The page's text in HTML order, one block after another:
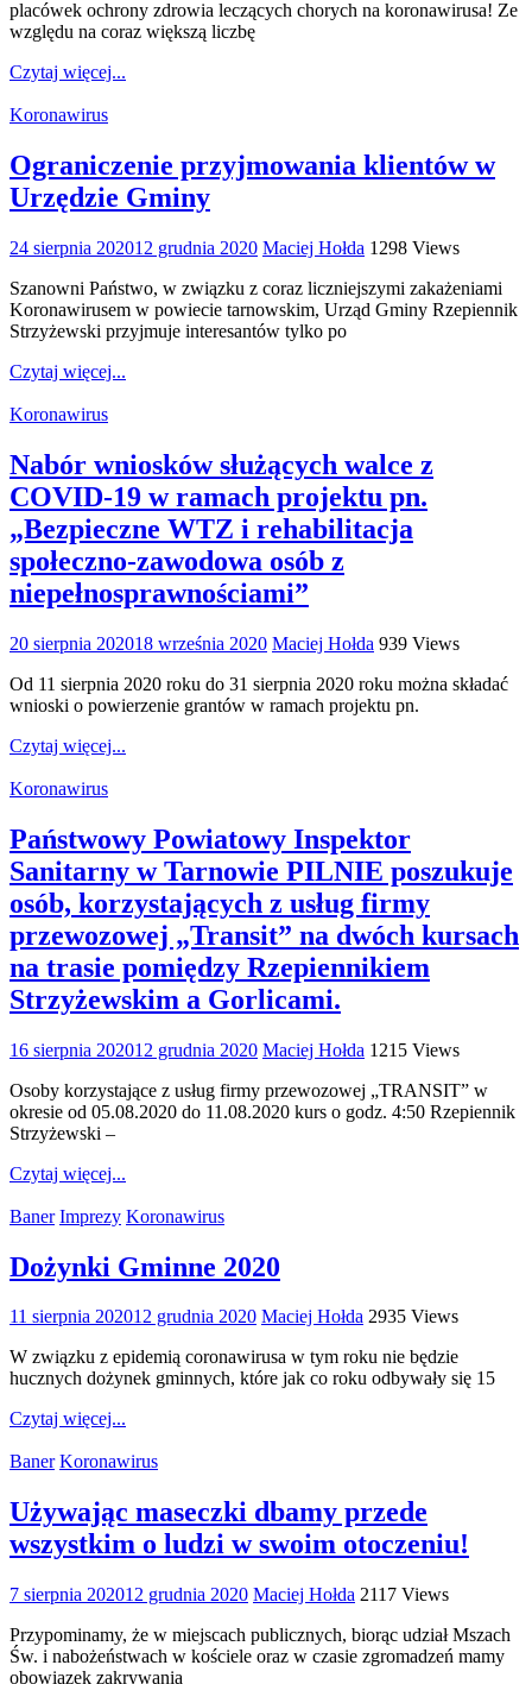
placówek ochrony zdrowia leczących chorych na koronawirusa! Ze
względu na coraz większą liczbę
Czytaj więcej...
Koronawirus
Ograniczenie przyjmowania klientów w
Urzędzie Gminy
24 sierpnia 202012 grudnia 2020 Maciej Hołda 1298 Views
Szanowni Państwo, w związku z coraz liczniejszymi zakażeniami
Koronawirusem w powiecie tarnowskim, Urząd Gminy Rzepiennik
Strzyżewski przyjmuje interesantów tylko po
Czytaj więcej...
Koronawirus
Nabór wniosków służących walce z
COVID-19 w ramach projektu pn.
„Bezpieczne WTZ i rehabilitacja
społeczno-zawodowa osób z
niepełnosprawnościami”
20 sierpnia 202018 września 2020 Maciej Hołda 939 Views
Od 11 sierpnia 2020 roku do 31 sierpnia 2020 roku można składać
wnioski o powierzenie grantów w ramach projektu pn.
Czytaj więcej...
Koronawirus
Państwowy Powiatowy Inspektor
Sanitarny w Tarnowie PILNIE poszukuje
osób, korzystających z usług firmy
przewozowej „Transit” na dwóch kursach
na trasie pomiędzy Rzepiennikiem
Strzyżewskim a Gorlicami.
16 sierpnia 202012 grudnia 2020 Maciej Hołda 1215 Views
Osoby korzystające z usług firmy przewozowej „TRANSIT” w
okresie od 05.08.2020 do 11.08.2020 kurs o godz. 4:50 Rzepiennik
Strzyżewski –
Czytaj więcej...
Baner Imprezy Koronawirus
Dożynki Gminne 2020
11 sierpnia 202012 grudnia 2020 Maciej Hołda 2935 Views
W związku z epidemią coronawirusa w tym roku nie będzie
hucznych dożynek gminnych, które jak co roku odbywały się 15
Czytaj więcej...
Baner Koronawirus
Używając maseczki dbamy przede
wszystkim o ludzi w swoim otoczeniu!
7 sierpnia 202012 grudnia 2020 Maciej Hołda 2117 Views
Przypominamy, że w miejscach publicznych, biorąc udział Mszach
Św. i nabożeństwach w kościele oraz w czasie zgromadzeń mamy
obowiązek zakrywania